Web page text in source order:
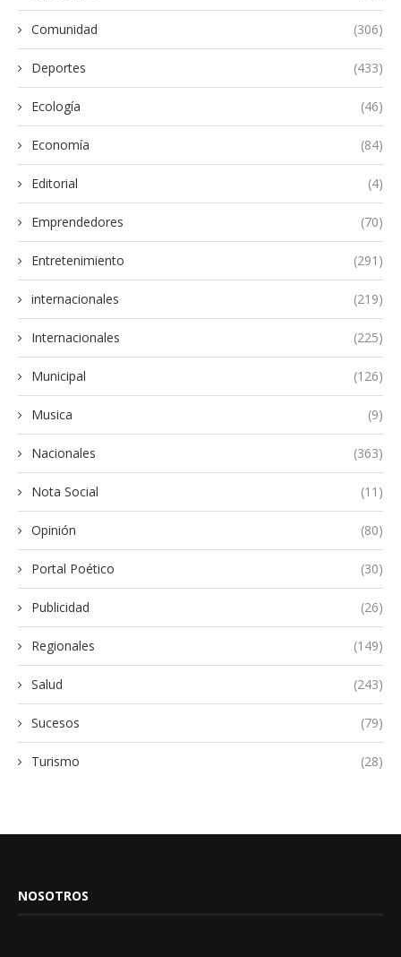
Comunidad (306)
Deportes (433)
Ecología (46)
Economía (84)
Editorial (4)
Emprendedores (70)
Entretenimiento (291)
internacionales (219)
Internacionales (225)
Municipal (126)
Musica (9)
Nacionales (363)
Nota Social (11)
Opinión (80)
Portal Poético (30)
Publicidad (26)
Regionales (149)
Salud (243)
Sucesos (79)
Turismo (28)
NOSOTROS